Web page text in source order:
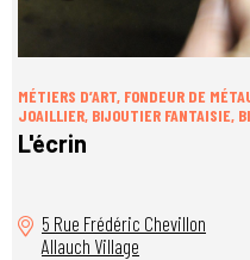
MÉTIERS D’ART, FONDEUR DE
JOAILLIER, BIJOUTIER FANTAISIE,
L'écrin
5 Rue Frédéric Chevillon
Allauch Village